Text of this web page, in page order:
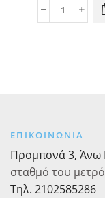
ΕΠΙΚΟΙΝΩΝΙΑ
Προμπονά 3, Άνω
σταθμό του
Τηλ. 2102585286